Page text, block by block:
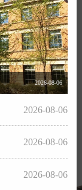
2026-08-06
2026-08-06
2026-08-06
2026-08-06